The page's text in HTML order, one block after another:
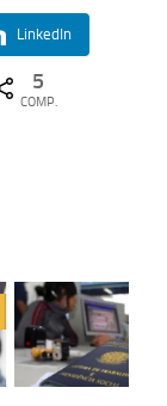
LinkedIn
5
COMP.